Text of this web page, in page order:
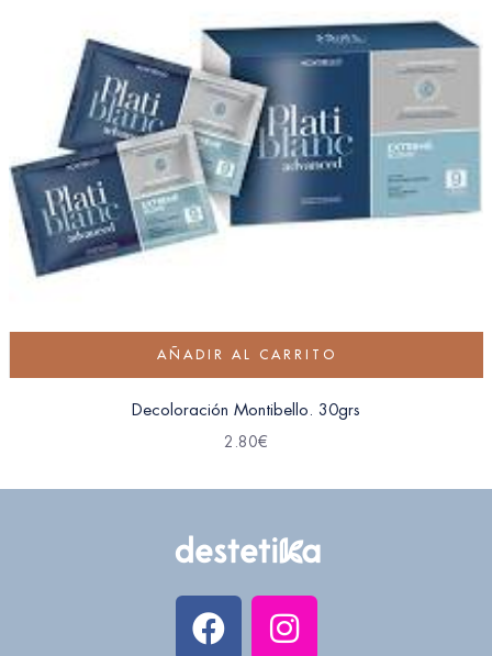
AÑADIR AL CARRITO
Decoloración Montibello. 30grs
2.80€